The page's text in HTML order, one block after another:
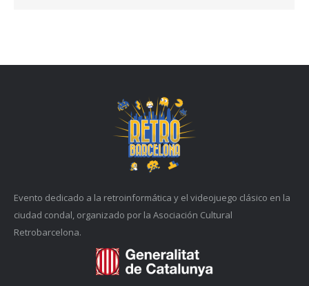
Evento dedicado a la retroinformática y el videojuego clásico en la
ciudad condal, organizado por la Asociación Cultural
Retrobarcelona.